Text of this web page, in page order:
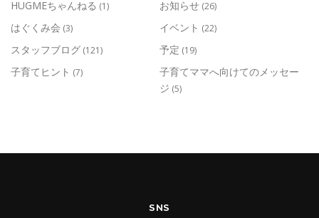
HUGMEちゃんねる (1) お知らせ (26)
はぐくみ会 (3) イベント (22)
スタッフブログ (121) 予定 (19)
子育てヒント (7)
子育てママへ向けてのメッセー
ジ (5)
SNS